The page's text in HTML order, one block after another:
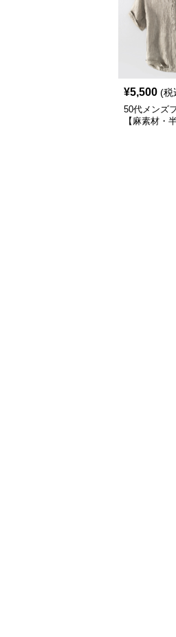
¥5,500 (税
50代メンズ
【麻素材・